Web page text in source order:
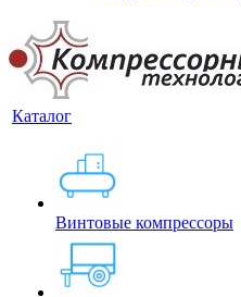
Каталог
Винтовые компрессоры